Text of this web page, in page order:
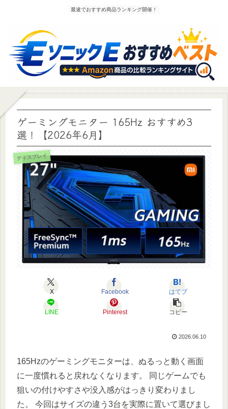
最速でおすすめ商品ランキング開催！
ゲーミングモニター 165Hz おすすめ3
選！【2026年6月】
ディスプレイ
X Facebook はてブ
LINE Pinterest コピー
2026.06.10
165Hzのゲーミングモニターは、ぬるっと動く画面
に一度慣れると戻れなくなります。 同じゲームでも
狙いの付けやすさや没入感がはっきり変わりまし
た。 今回はサイズの違う3台を実際に置いて選びまし